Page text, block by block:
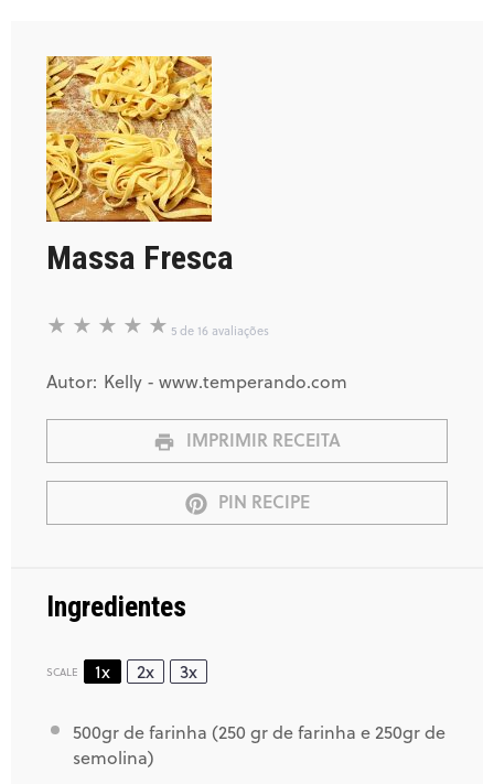
Massa Fresca
★ ★ ★ ★ ★ 5de 16 avaliações
Autor: Kelly - www.temperando.com
IMPRIMIR RECEITA
PIN RECIPE
Ingredientes
SCALE 1x 2x 3x
500gr de farinha (250 gr de farinha e 250gr de
semolina)